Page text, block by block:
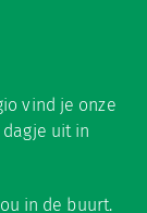
vind je onze
uit in
in de buurt.